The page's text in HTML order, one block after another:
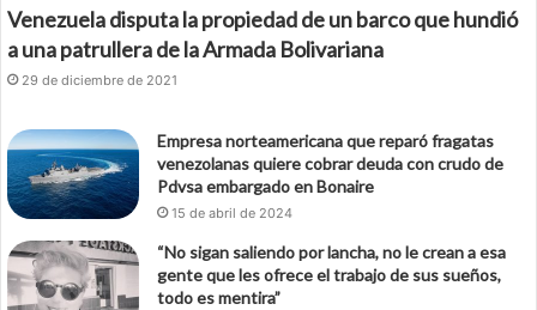
Venezuela disputa la propiedad de un barco que hundió
a una patrullera de la Armada Bolivariana
29 de diciembre de 2021
Empresa norteamericana que reparó fragatas
venezolanas quiere cobrar deuda con crudo de
Pdvsa embargado en Bonaire
15 de abril de 2024
“No sigan saliendo por lancha, no le crean a esa
gente que les ofrece el trabajo de sus sueños,
todo es mentira”